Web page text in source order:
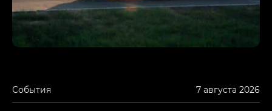
События 7 августа 2026